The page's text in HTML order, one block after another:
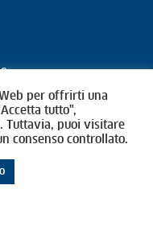
per offrirti una
tutto",
Tuttavia, puoi visitare
consenso controllato.